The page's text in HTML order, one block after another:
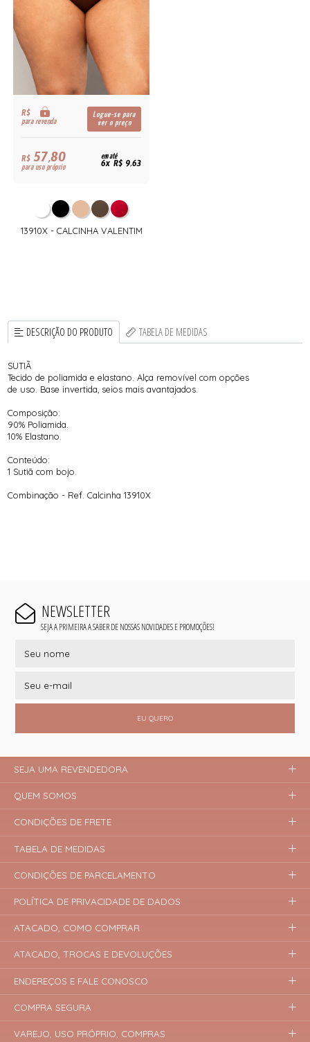
R$
para revenda
Logue-se para
ver o preço
R$57,80
para uso próprio
em até
6x R$ 9,63
13910X - CALCINHA VALENTIM
DESCRIÇÃO DO PRODUTO TABELA DE MEDIDAS
SUTIÃ
Tecido de poliamida e elastano. Alça removível com opções
de uso. Base invertida, seios mais avantajados.
Composição:
90% Poliamida.
10% Elastano.
Conteúdo:
1 Sutiã com bojo.
Combinação - Ref. Calcinha 13910X
NEWSLETTER
SEJA A PRIMEIRA A SABER DE NOSSAS NOVIDADES E PROMOÇÕES!
EU QUERO
SEJA UMA REVENDEDORA
QUEM SOMOS
CONDIÇÕES DE FRETE
TABELA DE MEDIDAS
CONDIÇÕES DE PARCELAMENTO
POLÍTICA DE PRIVACIDADE DE DADOS
ATACADO, COMO COMPRAR
ATACADO, TROCAS E DEVOLUÇÕES
ENDEREÇOS E FALE CONOSCO
COMPRA SEGURA
VAREJO, USO PRÓPRIO, COMPRAS